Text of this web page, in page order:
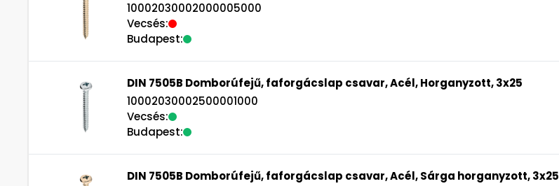
10002030002000005000
Vecsés:
Budapest:
DIN 7505B Domborúfejű, faforgácslap csavar, Acél, Horganyzott, 3x25
10002030002500001000
Vecsés:
Budapest:
DIN 7505B Domborúfejű, faforgácslap csavar, Acél, Sárga horganyzott, 3x25